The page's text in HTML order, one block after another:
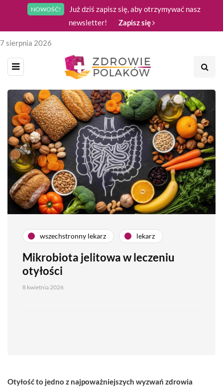
NOWOŚĆ!
Już dziś zapisz się, aby otrzymywać nasz
newsletter!
Zapisz się
7 sierpnia 2026
wszechstronny lekarz lekarz
Mikrobiota jelitowa w leczeniu
otyłości
8 kwietnia 2026
Otyłość to jedno z najpoważniejszych wyzwań zdrowia